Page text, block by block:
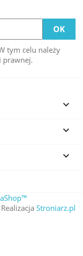
tym celu należy
prawnej.



Realizacja Stroniarz.pl